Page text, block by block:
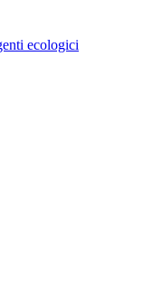
ecologici